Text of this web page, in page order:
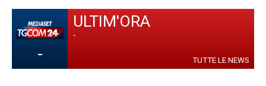
-
ULTIM'ORA
-
TUTTE LE NEWS